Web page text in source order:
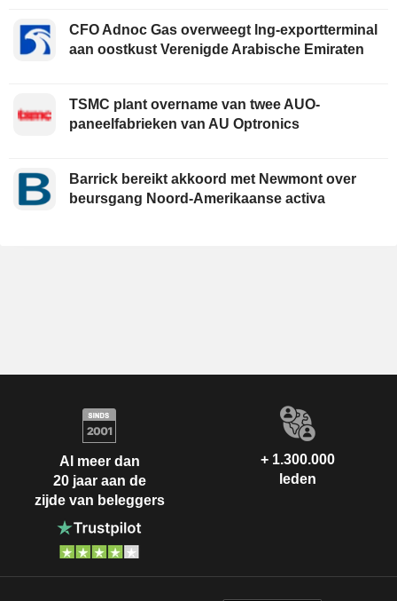
CFO Adnoc Gas overweegt lng-exportterminal
aan oostkust Verenigde Arabische Emiraten
TSMC plant overname van twee AUO-
paneelfabrieken van AU Optronics
Barrick bereikt akkoord met Newmont over
beursgang Noord-Amerikaanse activa
Al meer dan
20 jaar aan de
zijde van beleggers
+ 1.300.000
leden